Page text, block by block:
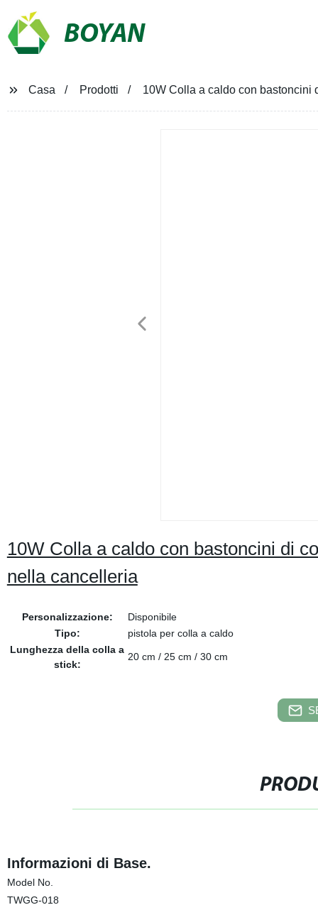
BOYAN
Casa Prodotti 10W Colla a caldo con bastoncini
10W Colla a caldo con bastoncini di
nella cancelleria
Personalizzazione:
Disponibile
Tipo:
pistola per colla a caldo
Lunghezza della colla a
stick:
20 cm / 25 cm / 30 cm
Informazioni di Base.
Model No.
TWGG-018